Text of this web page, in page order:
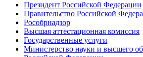
Президент Российской Федерации
Правительство Российской
Рособрнадзор
Высшая аттестационная комиссия
Государственные услуги
Министерство науки и высшего